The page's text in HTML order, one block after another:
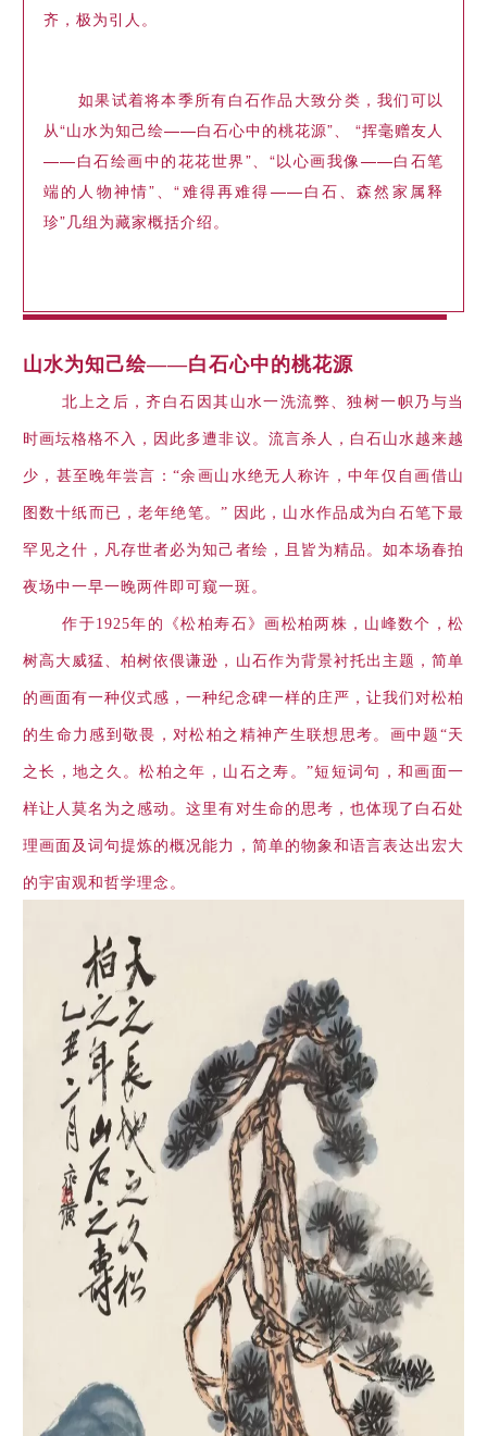
齐，极为引人。
如果试着将本季所有白石作品大致分类，我们可以
从“山水为知己绘——白石心中的桃花源”、 “挥毫赠友人
——白石绘画中的花花世界”、“以心画我像——白石笔
端的人物神情”、“难得再难得——白石、森然家属释
珍”几组为藏家概括介绍。
山水为知己绘——白石心中的桃花源
北上之后，齐白石因其山水一洗流弊、独树一帜乃与当
时画坛格格不入，因此多遭非议。流言杀人，白石山水越来越
少，甚至晚年尝言：“余画山水绝无人称许，中年仅自画借山
图数十纸而已，老年绝笔。” 因此，山水作品成为白石笔下最
罕见之什，凡存世者必为知己者绘，且皆为精品。如本场春拍
夜场中一早一晚两件即可窥一斑。
作于1925年的《松柏寿石》画松柏两株，山峰数个，松
树高大威猛、柏树依偎谦逊，山石作为背景衬托出主题，简单
的画面有一种仪式感，一种纪念碑一样的庄严，让我们对松柏
的生命力感到敬畏，对松柏之精神产生联想思考。画中题“天
之长，地之久。松柏之年，山石之寿。”短短词句，和画面一
样让人莫名为之感动。这里有对生命的思考，也体现了白石处
理画面及词句提炼的概况能力，简单的物象和语言表达出宏大
的宇宙观和哲学理念。